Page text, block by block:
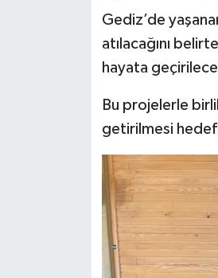
Gediz’de
atılacağını
hayata
Bu projelerle
getirilmesi